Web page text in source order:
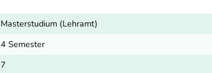
Masterstudium (Lehramt)
4 Semester
7